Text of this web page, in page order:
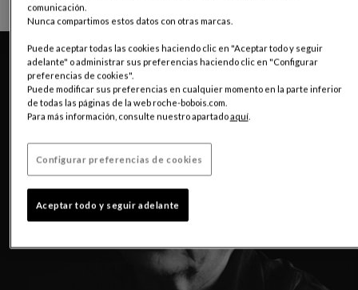
comunicación.
Nunca compartimos estos datos con otras marcas.
Puede aceptar todas las cookies haciendo clic en "Aceptar todo y seguir
adelante" o administrar sus preferencias haciendo clic en "Configurar
preferencias de cookies".
Puede modificar sus preferencias en cualquier momento en la parte inferior
de todas las páginas de la web roche-bobois.com.
Para más información, consulte nuestro apartadoaquí.
Configurar preferencias de cookies
Aceptar todo y seguir adelante